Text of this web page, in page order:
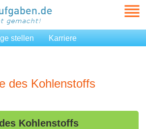
stellen Karriere
des Kohlenstoffs
Kohlenstoffs